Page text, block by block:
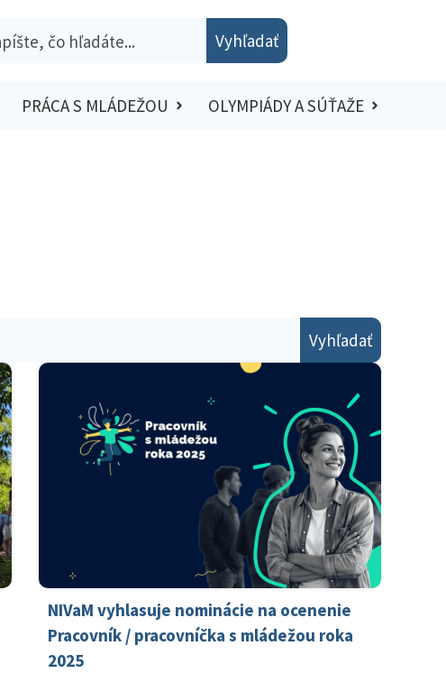
Vyhľadať
PRÁCA S MLÁDEŽOU OLYMPIÁDY A SÚŤAŽE
Vyhľadať
NIVaM vyhlasuje nominácie na ocenenie
Pracovník / pracovníčka s mládežou roka
2025